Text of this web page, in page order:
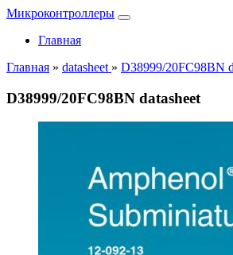
Микроконтроллеры
Главная
Главная » datasheet » D38999/20FC98BN
D38999/20FC98BN datasheet